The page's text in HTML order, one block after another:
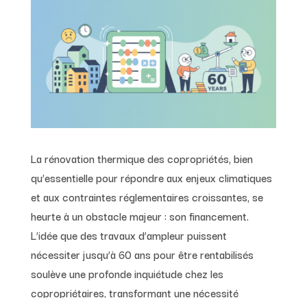
La rénovation thermique des copropriétés, bien
qu’essentielle pour répondre aux enjeux climatiques
et aux contraintes réglementaires croissantes, se
heurte à un obstacle majeur : son financement.
L’idée que des travaux d’ampleur puissent
nécessiter jusqu’à 60 ans pour être rentabilisés
soulève une profonde inquiétude chez les
copropriétaires, transformant une nécessité